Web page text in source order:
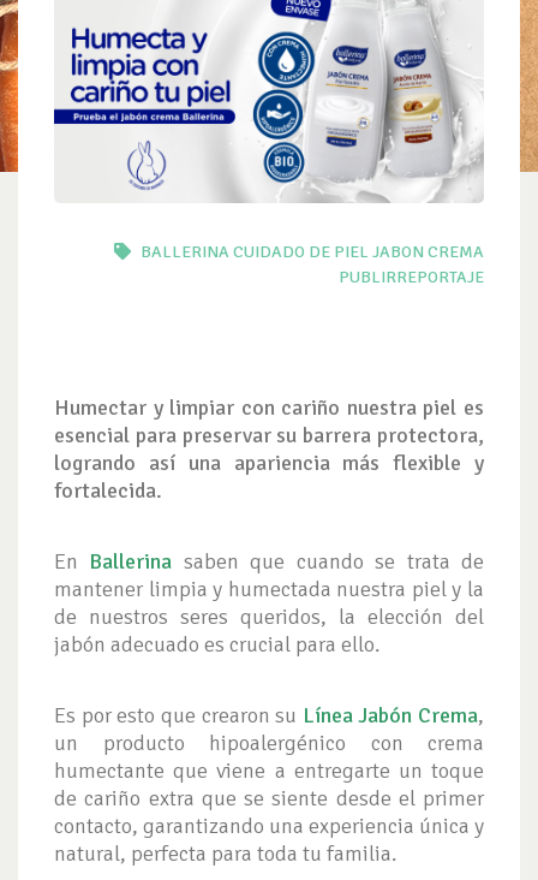
BALLERINA CUIDADO DE PIEL JABON CREMA
PUBLIRREPORTAJE
Humectar y limpiar con cariño nuestra piel es
esencial para preservar su barrera protectora,
logrando así una apariencia más flexible y
fortalecida.
En Ballerina saben que cuando se trata de
mantener limpia y humectada nuestra piel y la
de nuestros seres queridos, la elección del
jabón adecuado es crucial para ello.
Es por esto que crearon su Línea Jabón Crema,
un producto hipoalergénico con crema
humectante que viene a entregarte un toque
de cariño extra que se siente desde el primer
contacto, garantizando una experiencia única y
natural, perfecta para toda tu familia.